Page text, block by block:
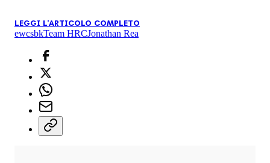
LEGGI L'ARTICOLO COMPLETO
ewcsbkTeam HRCJonathan Rea